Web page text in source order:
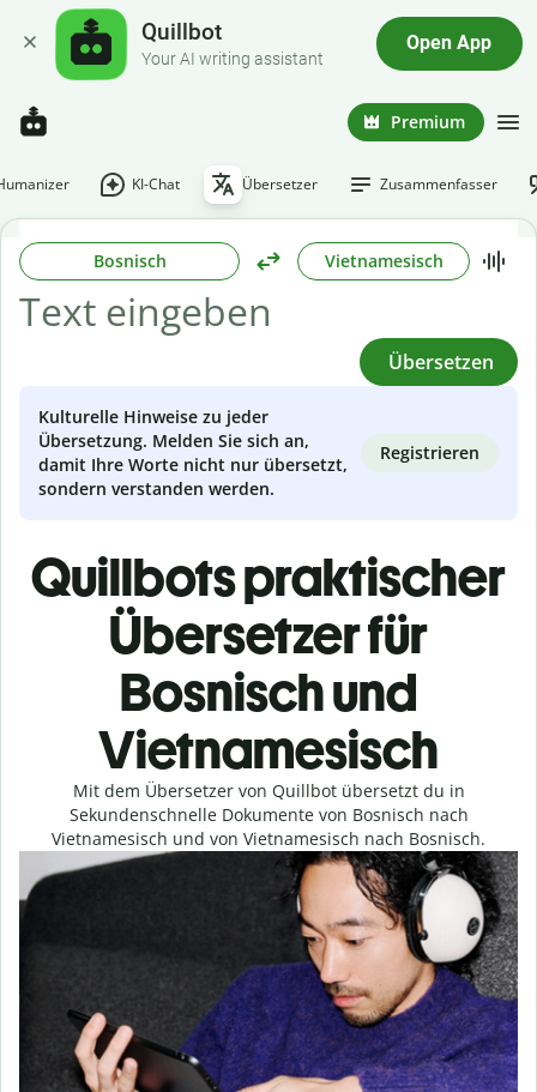
Quillbot
Your AI writing assistant
Open App
Premium
KI-Chat Übersetzer Zusammenfasser
Bosnisch Vietnamesisch
Übersetzen
Kulturelle Hinweise zu jeder
Übersetzung. Melden Sie sich an,
damit Ihre Worte nicht nur übersetzt,
sondern verstanden werden.
Registrieren
Quillbots praktischer
Übersetzer für
Bosnisch und
Vietnamesisch
Mit dem Übersetzer von Quillbot übersetzt du in
Sekundenschnelle Dokumente von Bosnisch nach
Vietnamesisch und von Vietnamesisch nach Bosnisch.